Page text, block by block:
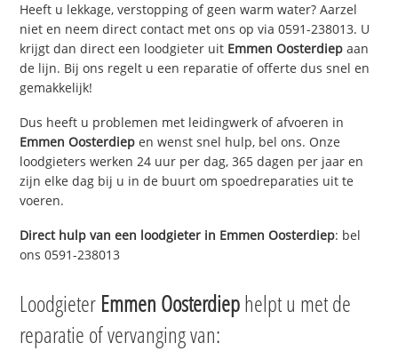
Heeft u lekkage, verstopping of geen warm water? Aarzel
niet en neem direct contact met ons op via 0591-238013. U
krijgt dan direct een loodgieter uit Emmen Oosterdiep aan
de lijn. Bij ons regelt u een reparatie of offerte dus snel en
gemakkelijk!
Dus heeft u problemen met leidingwerk of afvoeren in
Emmen Oosterdiep en wenst snel hulp, bel ons. Onze
loodgieters werken 24 uur per dag, 365 dagen per jaar en
zijn elke dag bij u in de buurt om spoedreparaties uit te
voeren.
Direct hulp van een loodgieter in Emmen Oosterdiep: bel
ons 0591-238013
Loodgieter Emmen Oosterdiephelpt u met de
reparatie of vervanging van: